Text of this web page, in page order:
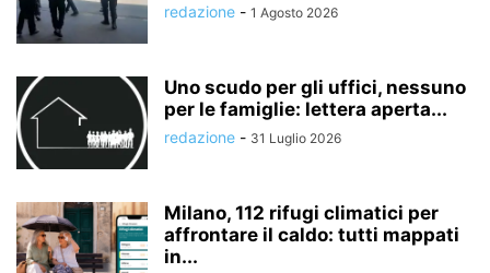
redazione - 1 Agosto 2026
Uno scudo per gli uffici, nessuno
per le famiglie: lettera aperta...
redazione - 31 Luglio 2026
Milano, 112 rifugi climatici per
affrontare il caldo: tutti mappati
in...